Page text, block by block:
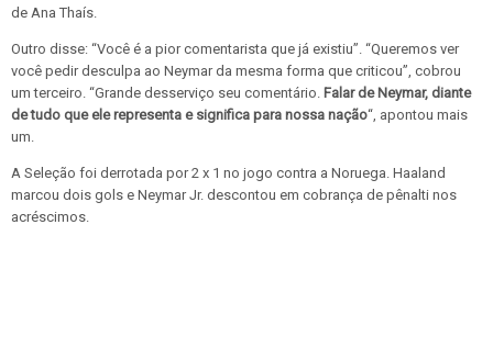
de Ana Thaís.
Outro disse: “Você é a pior comentarista que já existiu”. “Queremos ver
você pedir desculpa ao Neymar da mesma forma que criticou”, cobrou
um terceiro. “Grande desserviço seu comentário. Falar de Neymar, diante
de tudo que ele representa e significa para nossa nação“, apontou mais
um.
A Seleção foi derrotada por 2 x 1 no jogo contra a Noruega. Haaland
marcou dois gols e Neymar Jr. descontou em cobrança de pênalti nos
acréscimos.